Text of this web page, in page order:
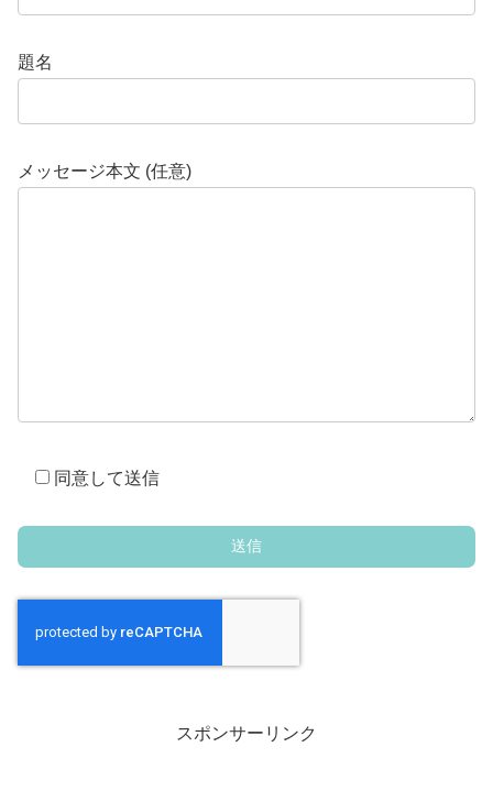
題名
メッセージ本文 (任意)
同意して送信
スポンサーリンク